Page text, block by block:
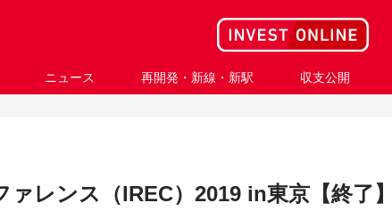
ニュース 再開発・新線・新駅 収支公開
ァレンス（IREC）2019 in東京【終了】